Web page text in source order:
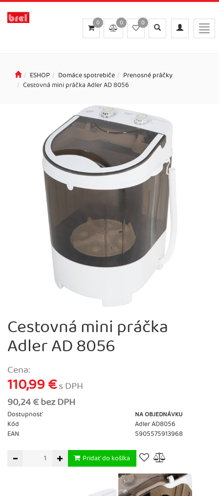
Toggle
navigation
Toggle
search
0
0
0
ESHOP Domáce spotrebiče
Prenosné práčky
Cestovná mini práčka Adler AD 8056
Cestovná mini práčka
Adler AD 8056
Cena:
110,99 €s DPH
90,24 € bez DPH
Dostupnosť NA OBJEDNÁVKU
Kód
Adler AD8056
EAN
5905575913968
Pridať do košíka